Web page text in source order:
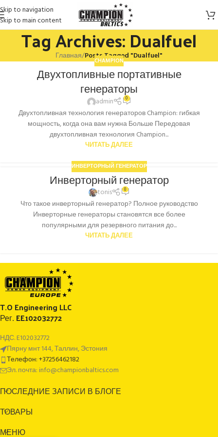
Skip to navigation
Skip to main content
Tag Archives: Dualfuel
Главная/Posts Tagged "Dualfuel"
CHAMPION
Двухтопливные портативные
генераторы
admin 0
Двухтопливная технология генераторов Champion: гибкая
мощность, когда она вам нужна Больше Передовая
двухтопливная технология Champion...
ЧИТАТЬ ДАЛЕЕ
ИНВЕРТОРНЫЙ ГЕНЕРАТОР
Инверторный генератор
tonis 0
Что такое инверторный генератор? Полное руководство
Инверторные генераторы становятся все более
популярными для резервного питания до...
ЧИТАТЬ ДАЛЕЕ
T.O Engineering LLC
Рег. EE102032772
НДС. E102032772
Пярну мнт 144, Таллин, Эстония
Телефон: +37256462182
Эл. почта: info@championbaltics.com
ПОСЛЕДНИЕ ЗАПИСИ В БЛОГЕ
ТОВАРЫ
МЕНЮ